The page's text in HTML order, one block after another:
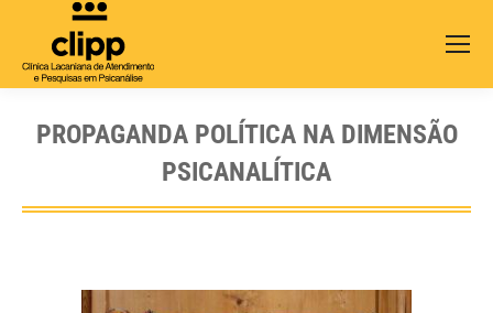
PROPAGANDA POLÍTICA NA DIMENSÃO
PSICANALÍTICA